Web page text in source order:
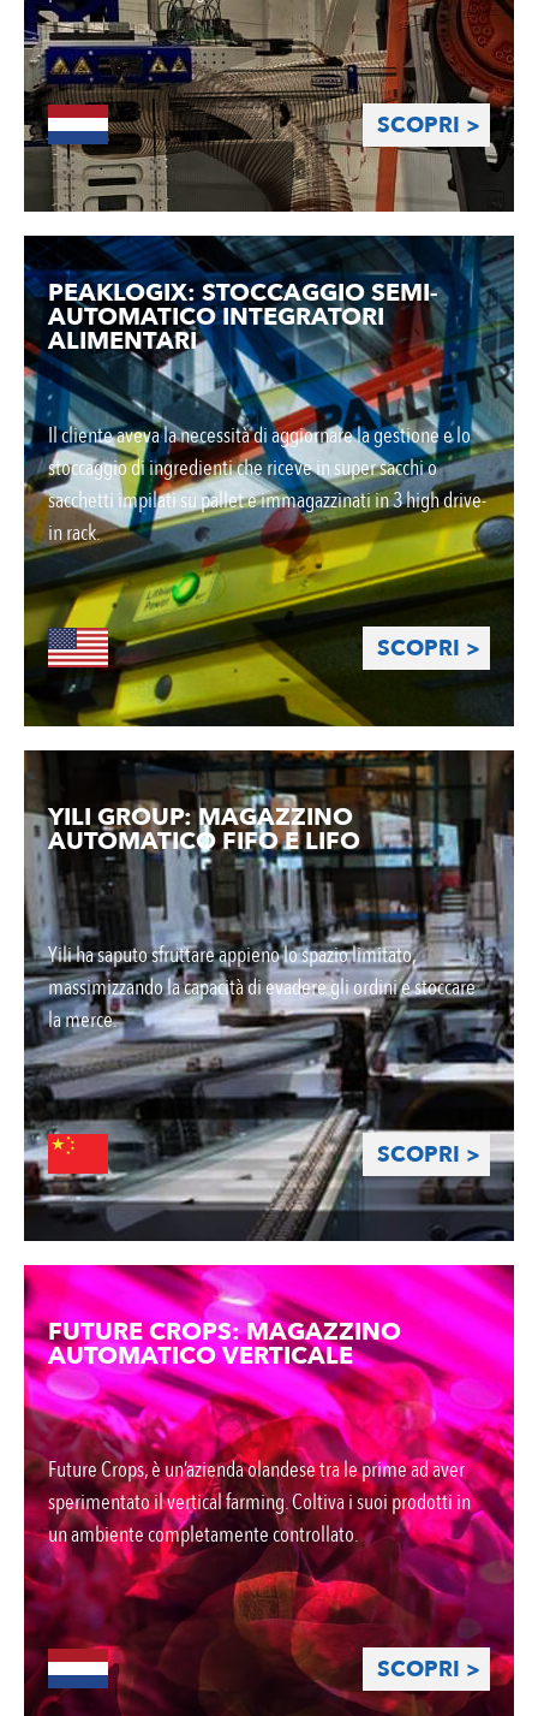
SCOPRI >
PEAKLOGIX: STOCCAGGIO SEMI-
AUTOMATICO INTEGRATORI
ALIMENTARI
Il cliente aveva la necessità di aggiornare la gestione e lo
stoccaggio di ingredienti che riceve in super sacchi o
sacchetti impilati su pallet e immagazzinati in 3 high drive-
in rack.
SCOPRI >
YILI GROUP: MAGAZZINO
AUTOMATICO FIFO E LIFO
Yili ha saputo sfruttare appieno lo spazio limitato,
massimizzando la capacità di evadere gli ordini e stoccare
la merce.
SCOPRI >
FUTURE CROPS: MAGAZZINO
AUTOMATICO VERTICALE
Future Crops, è un’azienda olandese tra le prime ad aver
sperimentato il vertical farming. Coltiva i suoi prodotti in
un ambiente completamente controllato.
SCOPRI >